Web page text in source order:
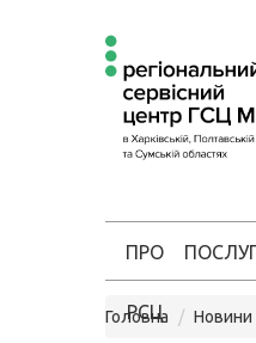
ПРО
РСЦ
Головна Новини